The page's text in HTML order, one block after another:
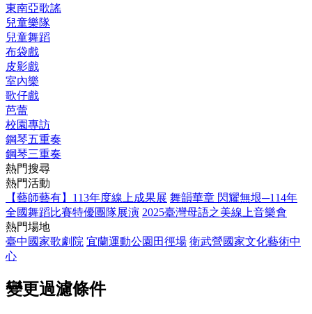
東南亞歌謠
兒童樂隊
兒童舞蹈
布袋戲
皮影戲
室內樂
歌仔戲
芭蕾
校園專訪
鋼琴五重奏
鋼琴三重奏
熱門搜尋
熱門活動
【藝師藝有】113年度線上成果展 舞韻華章 閃耀無垠─114年
全國舞蹈比賽特優團隊展演 2025臺灣母語之美線上音樂會
熱門場地
臺中國家歌劇院 宜蘭運動公園田徑場 衛武營國家文化藝術中
心
變更過濾條件